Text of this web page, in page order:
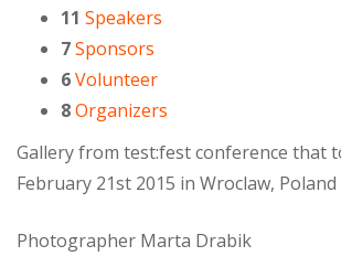
11 Speakers
7Sponsors
6Volunteer
8Organizers
Gallery from test:fest conference that
February 21st 2015 in Wroclaw, Poland
Photographer Marta Drabik